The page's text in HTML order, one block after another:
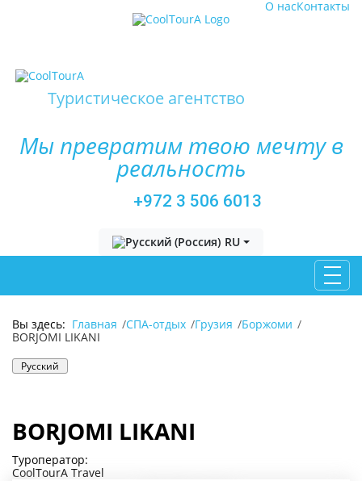
О насКонтакты
Туристическое агентство
Мы превратим твою мечту в
реальность
+972 3 506 6013
Выберите язык
RU
Вы здесь: Главная СПА-отдых Грузия
Боржоми
BORJOMI LIKANI
Русский
BORJOMI LIKANI
Туроператор:
CoolTourA Travel